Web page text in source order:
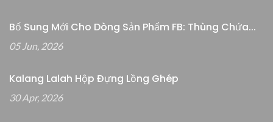
Bổ Sung Mới Cho Dòng Sản Phẩm FB: Thùng Chứa...
05 Jun, 2026
Kalang Lalah Hộp Đựng Lồng Ghép
30 Apr, 2026